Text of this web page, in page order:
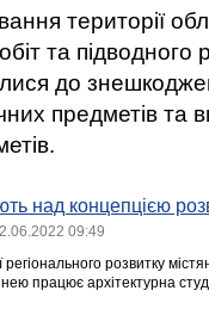
території
та
до
предметів та
над концепцією
09:49
регіонального розвитку
працює архітектурна